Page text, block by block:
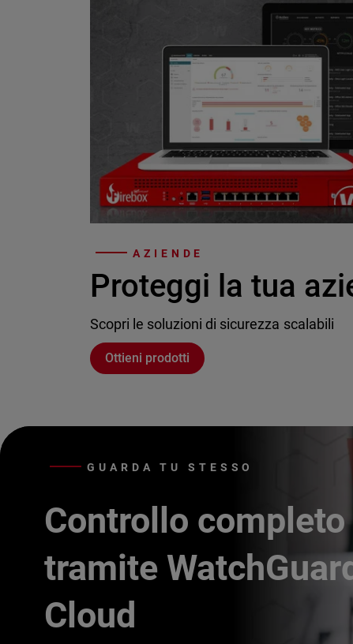
AZIENDE
Proteggi la tua
Scopri le soluzioni di sicurezza scalabili
Ottieni prodotti
GUARDA TU STESSO
Controllo completo
tramite
Cloud